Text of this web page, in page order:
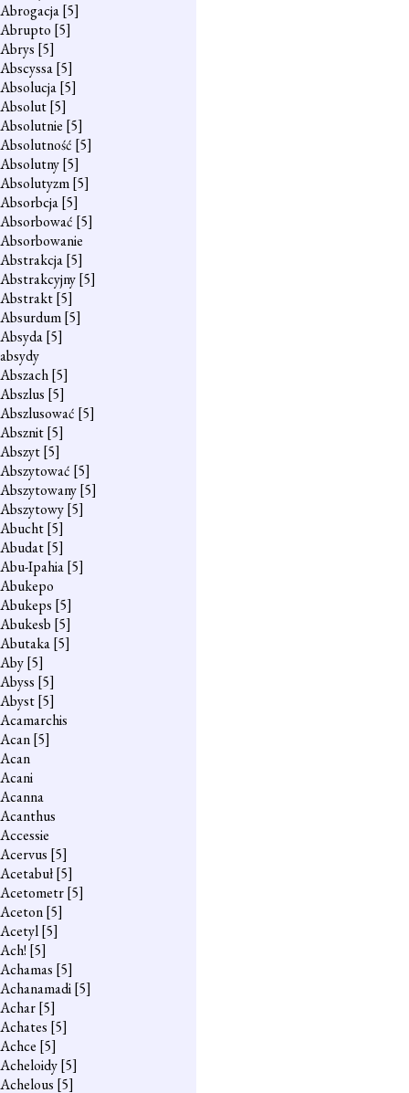
Abrogacja[5]
Abrupto [5]
Abrys [5]
Abscyssa[5]
Absolucja[5]
Absolut[5]
Absolutnie [5]
Absolutność [5]
Absolutny[5]
Absolutyzm[5]
Absorbcja[5]
Absorbować [5]
Absorbowanie
Abstrakcja[5]
Abstrakcyjny[5]
Abstrakt[5]
Absurdum[5]
Absyda[5]
absydy
Abszach[5]
Abszlus [5]
Abszlusować [5]
Absznit[5]
Abszyt[5]
Abszytować [5]
Abszytowany[5]
Abszytowy[5]
Abucht[5]
Abudat[5]
Abu-Ipahia[5]
Abukepo
Abukeps [5]
Abukesb [5]
Abutaka[5]
Aby[5]
Abyss [5]
Abyst[5]
Acamarchis
Acan[5]
Acan
Acani
Acanna
Acanthus
Accessie
Acervus [5]
Acetabuł[5]
Acetometr[5]
Aceton[5]
Acetyl[5]
Ach! [5]
Achamas [5]
Achanamadi[5]
Achar[5]
Achates [5]
Achce [5]
Acheloidy[5]
Achelous [5]